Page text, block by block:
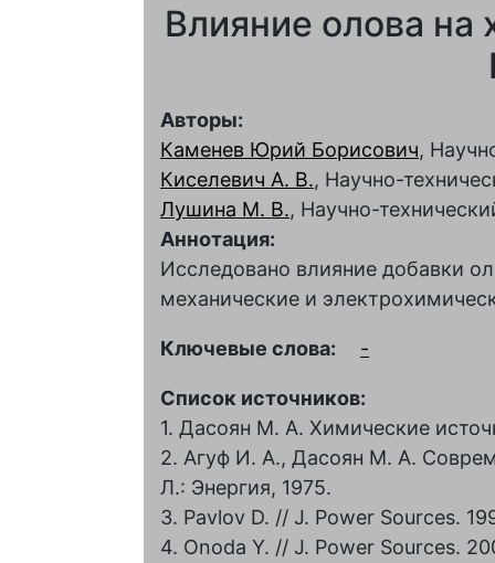
Влияние олова на
Авторы:
Каменев Юрий Борисович,
Киселевич А. В., Научно-
Лушина М. В., Научно-
Аннотация:
Исследовано влияние добавки
механические и
Ключевые слова: -
Список источников:
1. Дасоян М. А. Химические
2. Агуф И. А., Дасоян М. А.
Л.: Энергия, 1975.
3. Pavlov D. // J. Power Sources.
4. Onoda Y. // J. Power Sources.